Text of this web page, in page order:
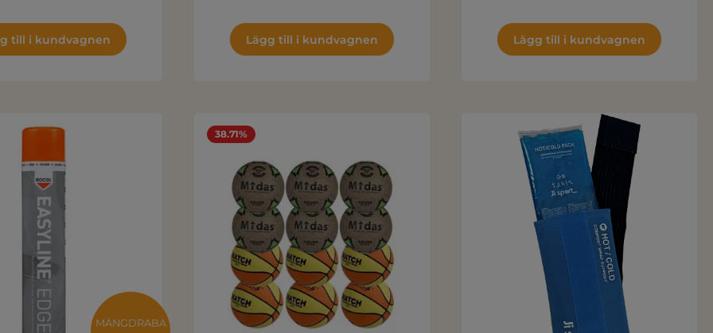
till i kundvagnen Lägg till i kundvagnen Lägg till i kundvagnen
MÄNGDRABA
38.71%